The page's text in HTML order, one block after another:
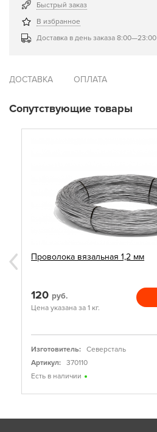
Быстрый заказ
В избранное
Доставка в день заказа 8:00—23:00
ДОСТАВКА ОПЛАТА
Сопутствующие товары
Проволока вязальная 1,2 мм
120 руб.
Цена указана за 1 кг.
Изготовитель:
Северсталь
Артикул:
370110
Есть в наличии